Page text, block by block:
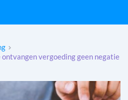
vergoeding geen negatie